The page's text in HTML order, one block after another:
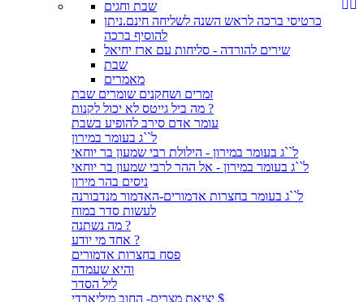
שבת וחגים
כרטיסי ברכה לראש השנה לשליחה חינם.ניתן
להוסיף ברכה
שירים להורדה - סליחות עם ארז יחיאל
שבת
מאמרים
זמרים ושחקנים שומרים שבת
מה ביל גייטס לא יכול לקנות ?
עומר אדם סירב להופיע בשבת
ל``ג בעומר במירון
ל``ג בעומר במירון - הילולת רבי שמעון בר יוחאי
ל``ג בעומר במירון - אל ההר לרבי שמעון בר יוחאי
ניסים בהר מירון
ל``ג בעומר בחצרות אדמורים-האדמור מנדבורנה
לעשות סדר במוח
מה נשתנה ?
אחד מי יודע ?
פסח בחצרות אדמורים
והיא שעמדה
ליל הסדר
יציאת מצרים- החוב מיליארדי $